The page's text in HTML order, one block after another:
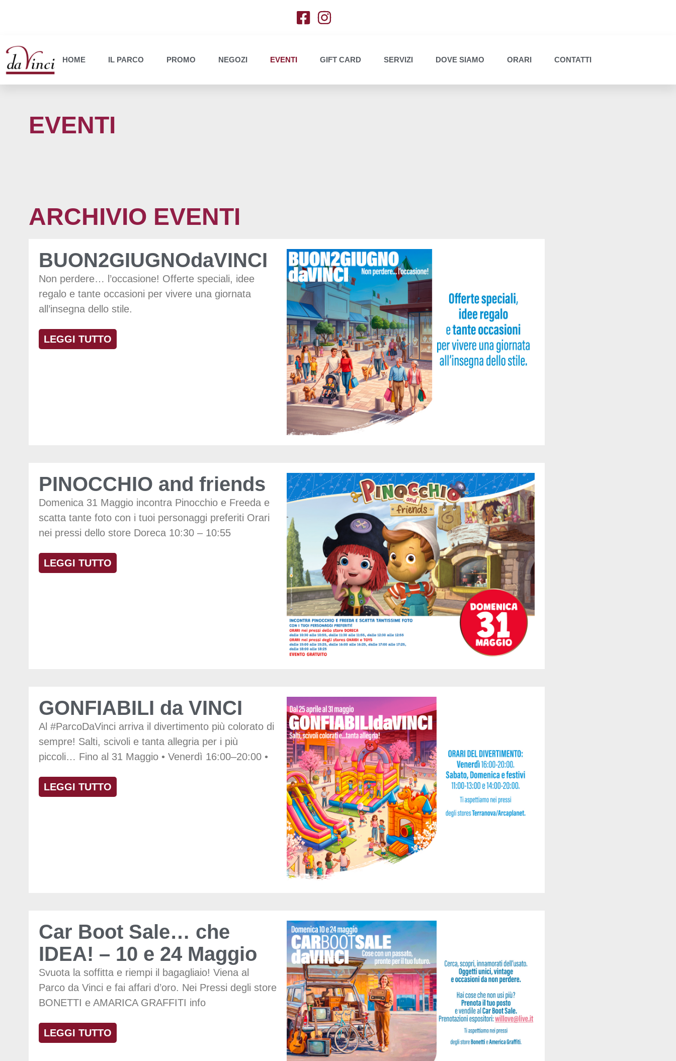
HOME IL PARCO PROMO NEGOZI EVENTI GIFT CARD SERVIZI DOVE SIAMO ORARI CONTATTI
EVENTI
ARCHIVIO EVENTI
BUON2GIUGNOdaVINCI
Non perdere… l’occasione! Offerte speciali, idee
regalo e tante occasioni per vivere una giornata
all’insegna dello stile.
LEGGI TUTTO
PINOCCHIO and friends
Domenica 31 Maggio incontra Pinocchio e Freeda e
scatta tante foto con i tuoi personaggi preferiti Orari
nei pressi dello store Doreca 10:30 – 10:55
LEGGI TUTTO
GONFIABILI da VINCI
Al #ParcoDaVinci arriva il divertimento più colorato di
sempre! Salti, scivoli e tanta allegria per i più
piccoli… Fino al 31 Maggio •⁠ ⁠Venerdì 16:00–20:00 •⁠
LEGGI TUTTO
Car Boot Sale… che
IDEA! – 10 e 24 Maggio
Svuota la soffitta e riempi il bagagliaio! Viena al
Parco da Vinci e fai affari d’oro. Nei Pressi degli store
BONETTI e AMARICA GRAFFITI info
LEGGI TUTTO